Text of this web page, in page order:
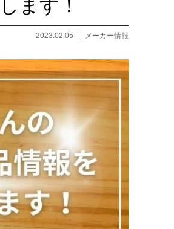
ます！
2023.02.05 メーカー情報